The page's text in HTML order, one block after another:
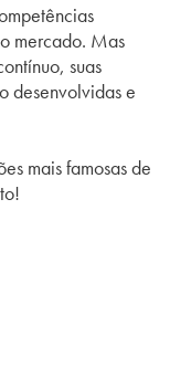
mercado. Mas
suas
desenvolvidas e
mais famosas de